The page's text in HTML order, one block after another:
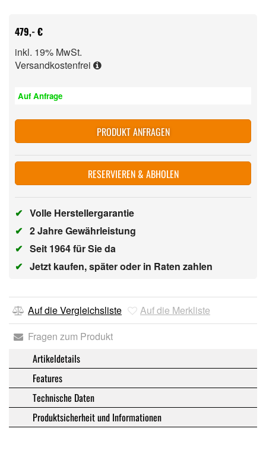
479,- €
inkl. 19% MwSt.
Versandkostenfrei
Auf Anfrage
PRODUKT ANFRAGEN
RESERVIEREN & ABHOLEN
✔ Volle Herstellergarantie
✔ 2 Jahre Gewährleistung
✔ Seit 1964 für Sie da
✔ Jetzt kaufen, später oder in Raten zahlen
Auf die Vergleichsliste
Auf die Merkliste
Fragen zum Produkt
Artikeldetails
Features
Technische Daten
Produktsicherheit und Informationen